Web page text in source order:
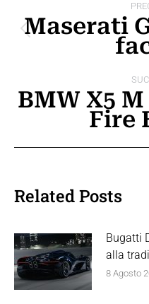
tra
Maserati
BMW X5
Fire
Related Posts
Bugatti
alla
8 Agosto